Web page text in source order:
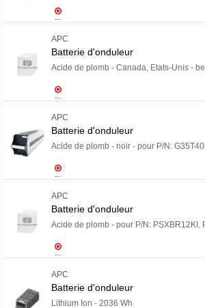
APC
Batterie d'onduleur
APC
Batterie d'onduleur
APC
Batterie d'onduleur
APC
Batterie d'onduleur
Lithium Ion - 2036 Wh